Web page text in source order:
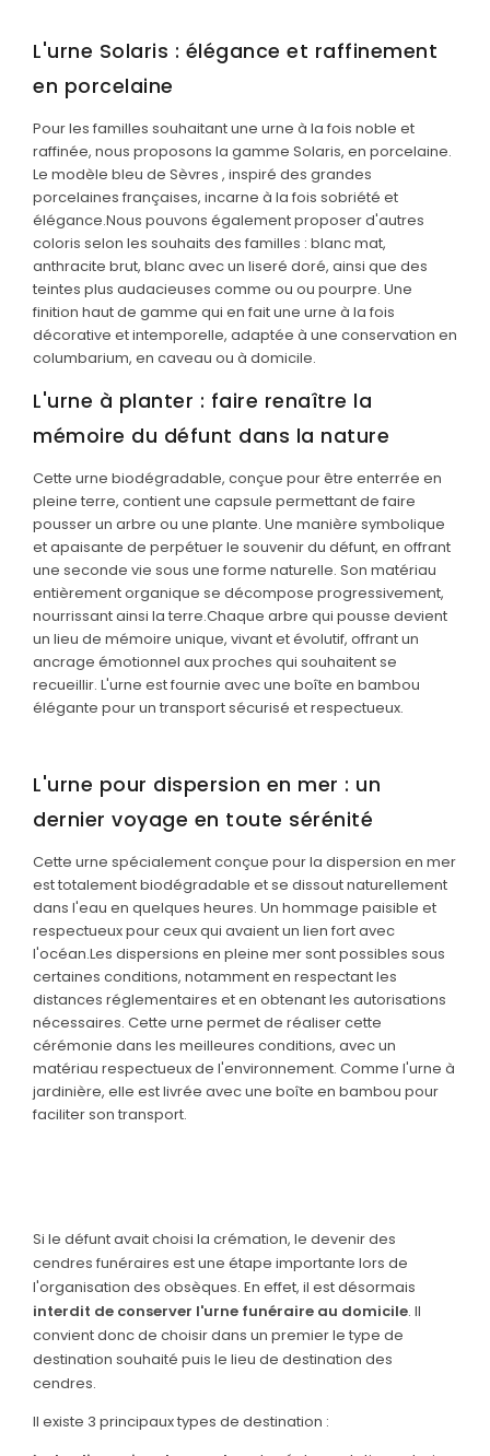
L'urne Solaris : élégance et raffinement
en porcelaine
Pour les familles souhaitant une urne à la fois noble et
raffinée, nous proposons la gamme Solaris, en porcelaine.
Le modèle bleu de Sèvres , inspiré des grandes
porcelaines françaises, incarne à la fois sobriété et
élégance.Nous pouvons également proposer d'autres
coloris selon les souhaits des familles : blanc mat,
anthracite brut, blanc avec un liseré doré, ainsi que des
teintes plus audacieuses comme ou ou pourpre. Une
finition haut de gamme qui en fait une urne à la fois
décorative et intemporelle, adaptée à une conservation en
columbarium, en caveau ou à domicile.
L'urne à planter : faire renaître la
mémoire du défunt dans la nature
Cette urne biodégradable, conçue pour être enterrée en
pleine terre, contient une capsule permettant de faire
pousser un arbre ou une plante. Une manière symbolique
et apaisante de perpétuer le souvenir du défunt, en offrant
une seconde vie sous une forme naturelle. Son matériau
entièrement organique se décompose progressivement,
nourrissant ainsi la terre.Chaque arbre qui pousse devient
un lieu de mémoire unique, vivant et évolutif, offrant un
ancrage émotionnel aux proches qui souhaitent se
recueillir. L'urne est fournie avec une boîte en bambou
élégante pour un transport sécurisé et respectueux.
L'urne pour dispersion en mer : un
dernier voyage en toute sérénité
Cette urne spécialement conçue pour la dispersion en mer
est totalement biodégradable et se dissout naturellement
dans l'eau en quelques heures. Un hommage paisible et
respectueux pour ceux qui avaient un lien fort avec
l'océan.Les dispersions en pleine mer sont possibles sous
certaines conditions, notamment en respectant les
distances réglementaires et en obtenant les autorisations
nécessaires. Cette urne permet de réaliser cette
cérémonie dans les meilleures conditions, avec un
matériau respectueux de l'environnement. Comme l'urne à
jardinière, elle est livrée avec une boîte en bambou pour
faciliter son transport.
Si le défunt avait choisi la crémation, le devenir des
cendres funéraires est une étape importante lors de
l'organisation des obsèques. En effet, il est désormais
interdit de conserver l'urne funéraire au domicile. Il
convient donc de choisir dans un premier le type de
destination souhaité puis le lieu de destination des
cendres.
Il existe 3 principaux types de destination :